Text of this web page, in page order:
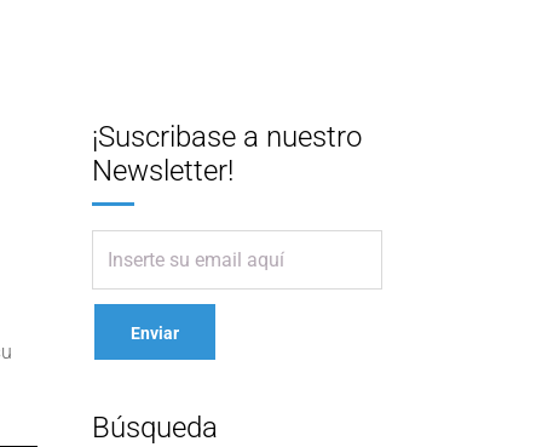
¡Suscribase a nuestro
Newsletter!
Búsqueda